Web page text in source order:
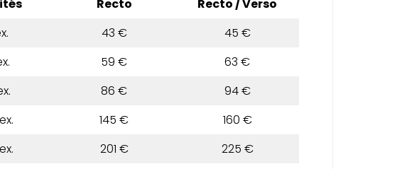
Recto
Recto / Verso
43 €
45 €
59 €
63 €
86 €
94 €
145 €
160 €
201 €
225 €